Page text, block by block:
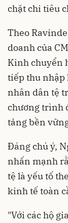
chặt chi tiêu
Theo
doanh của
Kinh chuyển
tiếp thu nhập
nhân dân tệ
chương trình
tảng bền
Đáng chú ý,
nhấn mạnh
tệ là yếu tố
kinh tế toàn
"Với các hộ